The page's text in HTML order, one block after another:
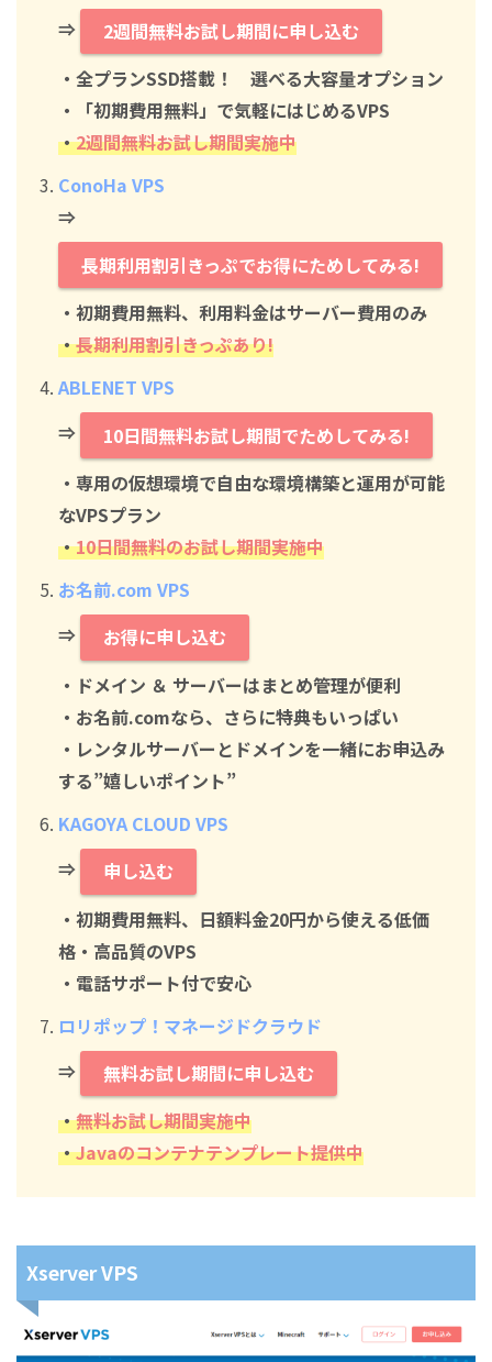
⇒
2週間無料お試し期間に申し込む
・全プランSSD搭載！ 選べる大容量オプション
・「初期費用無料」で気軽にはじめるVPS
・2週間無料お試し期間実施中
ConoHa VPS
⇒
長期利用割引きっぷでお得にためしてみる!
・初期費用無料、利用料金はサーバー費用のみ
・長期利用割引きっぷあり!
ABLENET VPS
⇒
10日間無料お試し期間でためしてみる!
・専用の仮想環境で自由な環境構築と運用が可能
なVPSプラン
・10日間無料のお試し期間実施中
お名前.com VPS
⇒
お得に申し込む
・ドメイン ＆ サーバーはまとめ管理が便利
・お名前.comなら、さらに特典もいっぱい
・レンタルサーバーとドメインを一緒にお申込み
する”嬉しいポイント”
KAGOYA CLOUD VPS
⇒
申し込む
・初期費用無料、日額料金20円から使える低価
格・高品質のVPS
・電話サポート付で安心
ロリポップ！マネージドクラウド
⇒
無料お試し期間に申し込む
・無料お試し期間実施中
・Javaのコンテナテンプレート提供中
Xserver VPS